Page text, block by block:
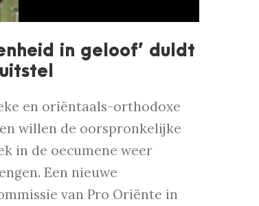
in geloof’ duldt
en oriëntaals-orthodoxe
willen de oorspronkelijke
in de oecumene weer
Een nieuwe
van Pro Oriënte in